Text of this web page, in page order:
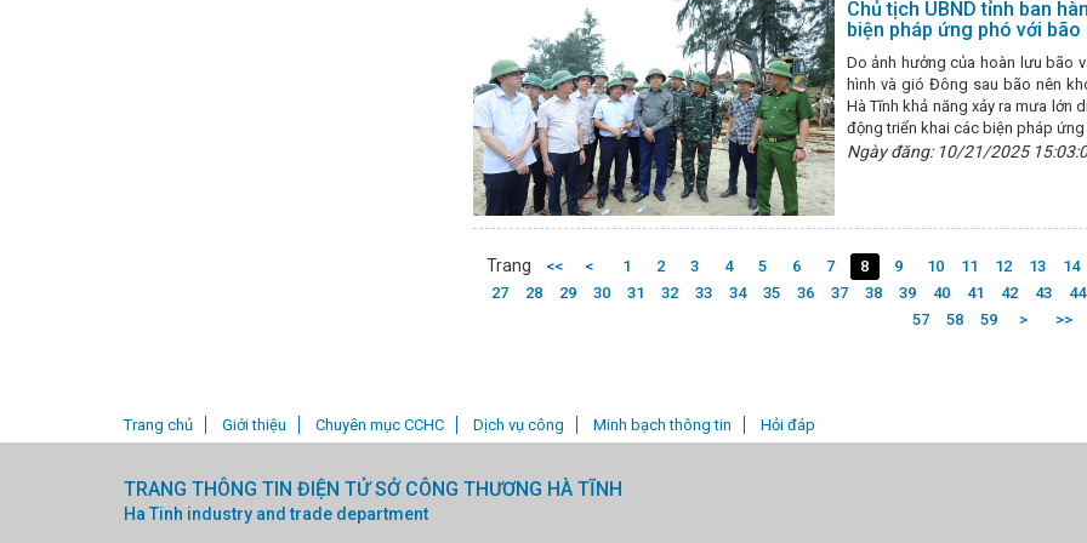
V/v mời tham gia Hội chợ triển lãm nông nghiệp quốc tế lần thứ 24 -
Hà Tĩnh: Phát hiện, tiêu hủy 300kg chà bông không rõ nguồn gốc xuất xứ Hội nghị ngành Công thương 28 tỉnh, thành khu
quy định chi tiết và biện pháp để tổ chức, hướng dẫn thi hành một số điều của Luật Hóa chất về phát triển ngành công nghiệp hóa chất
26/2026/NĐ-CP của Chính phủ quy định chi tiết và hướng dẫn thi hành một số điều của Luật Hóa chất về quản lý hoạt động hóa chất và
hoạt động hóa chất và hóa chất nguy hiểm trong sản phẩm, hàng hóa
Thông tư quy định một số biện pháp thi hành Luật Hóa chất và
chất về phát triển ngành công nghiệp hóa chất và an toàn, an ninh
Thông báo về việc tiếp nhận, thời gian lập hồ sơ thành lập Cụm
Chi cục Quản lý thị trường tỉnh Hà Tĩnh tham gia chương trình “Chủ nhật đỏ”, trao quà tết cho Hội người mù - Lan tỏa tinh thần
Thông báo: Triển khai một số biện pháp phòng, chống dịch Covid – 19 trong khu vực cửa khẩu, lối mở biên giới tỉnh
dụng công chức năm 2023 theo Nghị định số 140/2017/NĐ-CP
Ban hành Bảng giá đất sản xuất kinh doanh trong khu công
Nghị định quy định về phát triển công nghiệp hỗ trợ
Chi đoàn Sở Công Thương tỉnh Hà Tĩnh tổ chức các hoạt động ý nghĩa
Sở Công Thương Hà Tĩnh thông báo chấm dứt hoạt động bán hàng đa cấp Tập trung, quyết liệt thực
Chi cục Quản lý thị trường hoàn thành ký kết quy chế phối hợp với các UBND xã, phường trên địa bàn
HỌP NGHIÊN CỨU CHÍNH SÁCH PHÁT TRIỂN THƯƠNG MẠI VÀ LOGISTICS TRÊN ĐỊA BÀN
Chủ tịch UBND tỉnh ban
biện pháp ứng phó với bão
Do ảnh hưởng của hoàn lưu bão
hình và gió Đông sau bão nên
Hà Tĩnh khả năng xảy ra mưa lớn
động triển khai các biện pháp
Ngày đăng: 10/21/2025
Trang << < 1 2 3 4 5 6 7 8 9 10 11 12 13 14
27
28 29 30 31 32 33 34 35 36 37 38 39 40 41 42 43 44
57
58 59 > >>
Trang chủ Giới thiệu Chuyên mục CCHC Dịch vụ công Minh bạch thông tin Hỏi đáp
TRANG THÔNG TIN ĐIỆN TỬ SỞ CÔNG THƯƠNG HÀ TĨNH
Ha Tinh industry and trade department